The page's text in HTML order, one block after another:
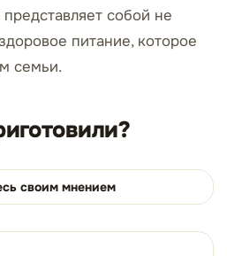
собой не
питание, которое
семьи.
своим мнением